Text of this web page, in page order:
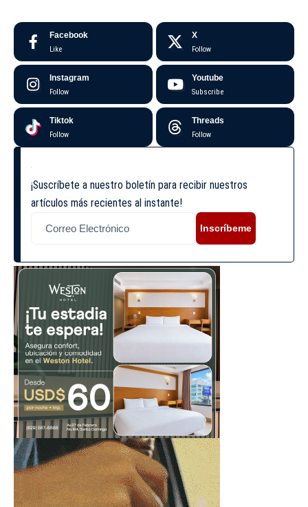
Facebook
Like
X
Follow
Instagram
Follow
Youtube
Subscribe
Tiktok
Follow
Threads
Follow
¡Suscríbete a nuestro boletín para recibir nuestros
artículos más recientes al instante!
Inscríbeme